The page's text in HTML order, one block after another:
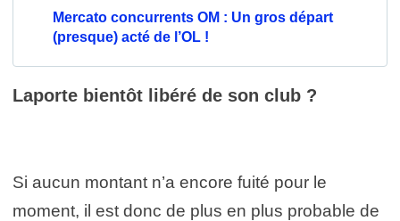
Mercato concurrents OM : Un gros départ
(presque) acté de l’OL !
Laporte bientôt libéré de son club ?
Si aucun montant n’a encore fuité pour le
moment, il est donc de plus en plus probable de